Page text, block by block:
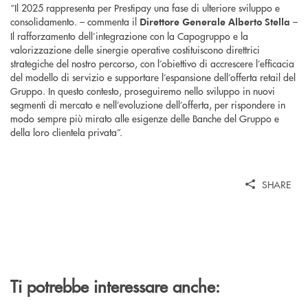
“Il 2025 rappresenta per Prestipay una fase di ulteriore sviluppo e
consolidamento. – commenta il Direttore Generale Alberto Stella –
Il rafforzamento dell’integrazione con la Capogruppo e la
valorizzazione delle sinergie operative costituiscono direttrici
strategiche del nostro percorso, con l’obiettivo di accrescere l’efficacia
del modello di servizio e supportare l’espansione dell’offerta retail del
Gruppo. In questo contesto, proseguiremo nello sviluppo in nuovi
segmenti di mercato e nell’evoluzione dell’offerta, per rispondere in
modo sempre più mirato alle esigenze delle Banche del Gruppo e
della loro clientela privata”.
SHARE
Ti potrebbe interessare anche: